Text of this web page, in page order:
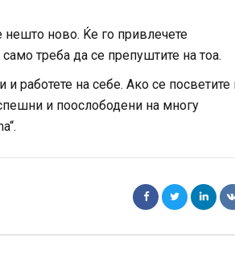
нешто ново. Ќе го привлечете
треба да се препуштите на тоа.
работете на себе. Ако се посветите
и поослободени на многу